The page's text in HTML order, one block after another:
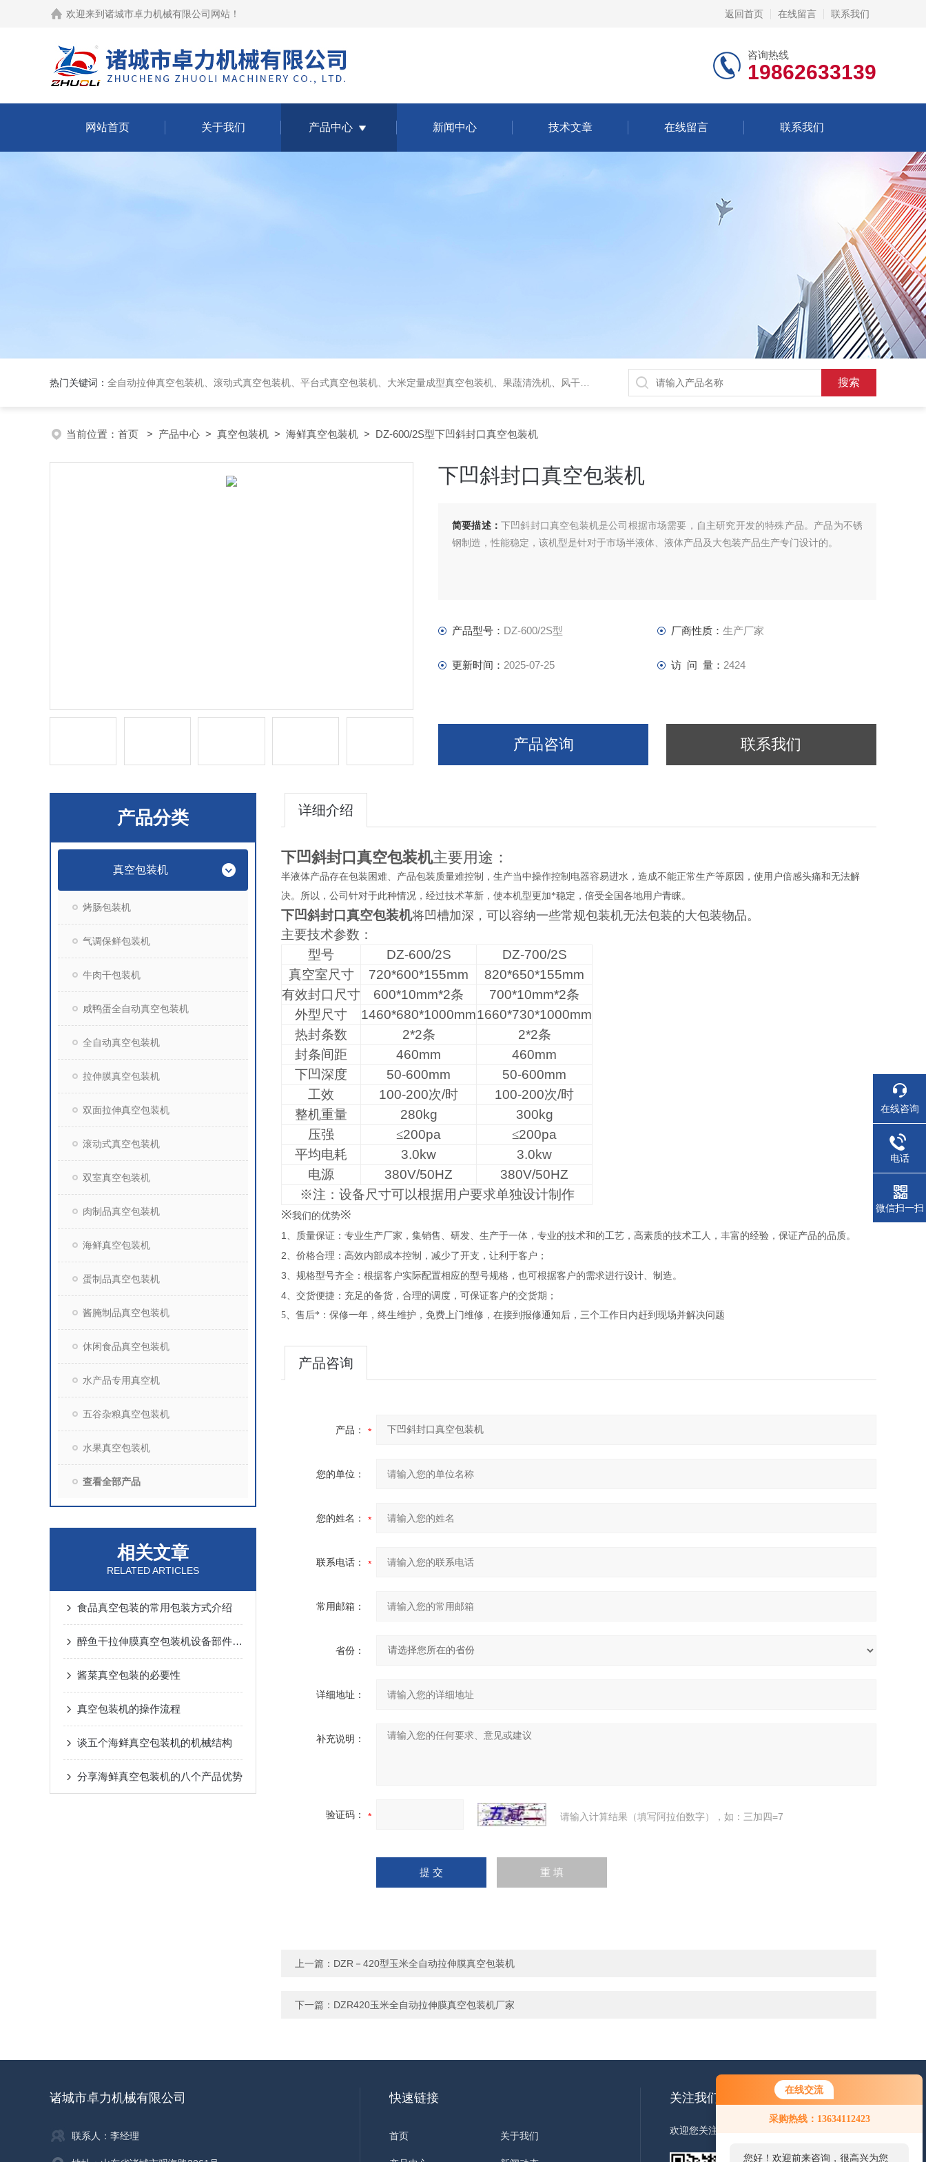
在线交流
采购热线：13634112423
您好！欢迎前来咨询，很高兴为您
欢迎来到 诸城市卓力机械有限公司网站 ！ 返回首页 在线留言 联系我们
咨询热线
19862633139
网站首页 关于我们 产品中心 新闻中心 技术文章 在线留言 联系我们
热门关键词： 全自动拉伸真空包装机、滚动式真空包装机、平台式真空包装机、大米定量成型真空包装机、果蔬清洗机、风干机、巴氏灭菌机、烘干机、输送台、夹层锅、杀菌锅等。
当前位置： 首页 > 产品中心 > 真空包装机 > 海鲜真空包装机 > DZ-600/2S型下凹斜封口真空包装机
下凹斜封口真空包装机
简要描述： 下凹斜封口真空包装机是公司根据市场需要，自主研究开发的特殊产品。产品为不锈
钢制造，性能稳定，该机型是针对于市场半液体、液体产品及大包装产品生产专门设计的。
产品型号： DZ-600/2S型 厂商性质： 生产厂家
更新时间： 2025-07-25 访 问 量： 2424
产品咨询 联系我们
产品分类
真空包装机
烤肠包装机
气调保鲜包装机
牛肉干包装机
咸鸭蛋全自动真空包装机
全自动真空包装机
拉伸膜真空包装机
双面拉伸真空包装机
滚动式真空包装机
双室真空包装机
肉制品真空包装机
海鲜真空包装机
蛋制品真空包装机
酱腌制品真空包装机
休闲食品真空包装机
水产品专用真空机
五谷杂粮真空包装机
水果真空包装机
查看全部产品
相关文章
RELATED ARTICLES
食品真空包装的常用包装方式介绍
醉鱼干拉伸膜真空包装机设备部件详细说明
酱菜真空包装的必要性
真空包装机的操作流程
谈五个海鲜真空包装机的机械结构
分享海鲜真空包装机的八个产品优势
详细介绍
下凹斜封口真空包装机主要用途：
半液体产品存在包装困难、产品包装质量难控制，生产当中操作控制电器容易进水，造成不能正常生产等原因，使用户倍感头痛和无法解
决。所以，公司针对于此种情况，经过技术革新，使本机型更加*稳定，倍受全国各地用户青睐。
下凹斜封口真空包装机将凹槽加深，可以容纳一些常规包装机无法包装的大包装物品。
主要技术参数：
型号
DZ-600/2S
DZ-700/2S
真空室尺寸
720*600*155mm
820*650*155mm
有效封口尺寸
600*10mm*2条 700*10mm*2条
外型尺寸
1460*680*1000mm1660*730*1000mm
热封条数
2*2条 2*2条
封条间距
460mm
460mm
下凹深度
50-600mm
50-600mm
工效
100-200次/时 100-200次/时
整机重量
280kg
300kg
压强
≤200pa ≤200pa
平均电耗
3.0kw
3.0kw
电源
380V/50HZ
380V/50HZ
※注：设备尺寸可以根据用户要求单独设计制作
※我们的优势※
1 、质量保证：专业生产厂家，集销售、研发、生产于一体，专业的技术和的工艺，高素质的技术工人，丰富的经验，保证产品的品质。
2、价格合理：高效内部成本控制，减少了开支，让利于客户；
3、规格型号齐全：根据客户实际配置相应的型号规格，也可根据客户的需求进行设计、制造。
4、交货便捷：充足的备货，合理的调度，可保证客户的交货期；
5、售后*：保修一年，终生维护，免费上门维修，在接到报修通知后，三个工作日内赶到现场并解决问题
产品咨询
产品：
您的单位：
您的姓名：
联系电话：
常用邮箱：
省份：
详细地址：
补充说明：
验证码： 请输入计算结果（填写阿拉伯数字），如：三加四=7
上一篇： DZR－420型玉米全自动拉伸膜真空包装机
下一篇： DZR420玉米全自动拉伸膜真空包装机厂家
诸城市卓力机械有限公司
联系人：李经理
快速链接
首页 关于我们
关注我们
欢迎您关注我们的微信公众号了解更多信息
在线咨询
电话
微信扫一扫